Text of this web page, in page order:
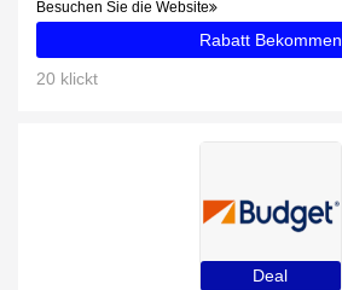
Besuchen Sie die Website
Rabatt Bekommen
20 klickt
Deal